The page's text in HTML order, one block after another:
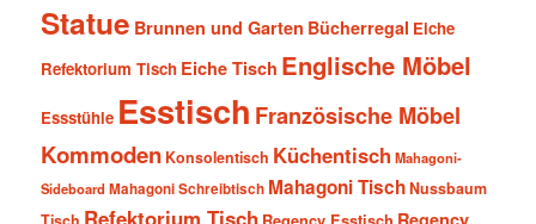
Statue Brunnen und Garten Bücherregal Eiche
Refektorium Tisch Eiche Tisch Englische Möbel
Essstühle Esstisch Französische Möbel
Kommoden Konsolentisch Küchentisch Mahagoni-
SideboardMahagoni Schreibtisch Mahagoni TischNussbaum
Refektorium Tisch